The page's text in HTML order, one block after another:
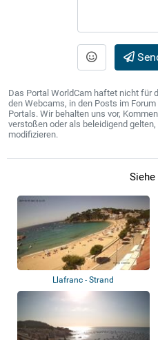
Das Portal WorldCam haftet nicht für
den Webcams, in den Posts im
Portals. Wir behalten uns vor,
verstoßen oder als beleidigend
modifizieren.
Siehe
Llafranc - Strand